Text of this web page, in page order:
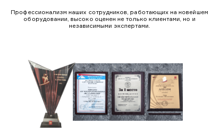
Профессионализм наших сотрудников, работающих на новейшем
оборудовании, высоко оценен не только клиентами, но и
независимыми экспертами.